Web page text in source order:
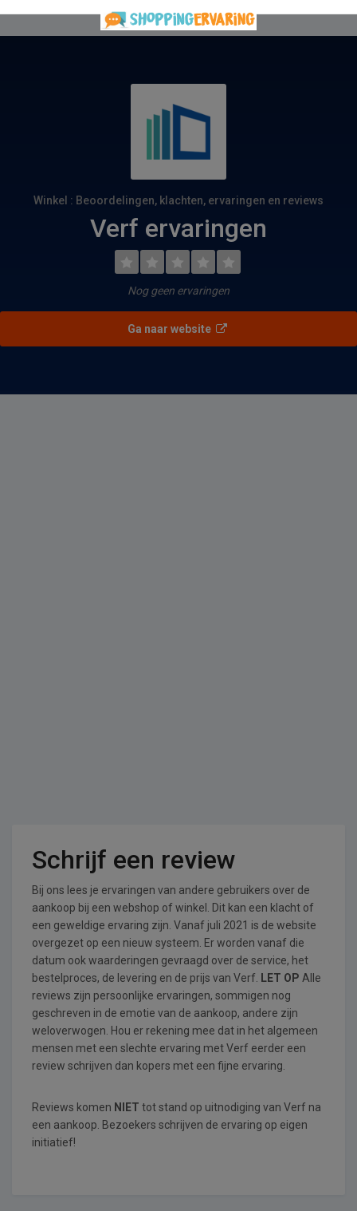
Winkel : Beoordelingen, klachten, ervaringen en reviews
Verf ervaringen
Nog geen ervaringen
Ga naar website
Schrijf een review
Bij ons lees je ervaringen van andere gebruikers over de
aankoop bij een webshop of winkel. Dit kan een klacht of
een geweldige ervaring zijn. Vanaf juli 2021 is de website
overgezet op een nieuw systeem. Er worden vanaf die
datum ook waarderingen gevraagd over de service, het
bestelproces, de levering en de prijs van Verf.
LET OP Alle
reviews zijn persoonlijke ervaringen, sommigen nog
geschreven in de emotie van de aankoop, andere zijn
weloverwogen. Hou er rekening mee dat in het algemeen
mensen met een slechte ervaring met Verf eerder een
review schrijven dan kopers met een fijne ervaring.
Reviews komen NIET tot stand op uitnodiging van Verf na
een aankoop. Bezoekers schrijven de ervaring op eigen
initiatief!